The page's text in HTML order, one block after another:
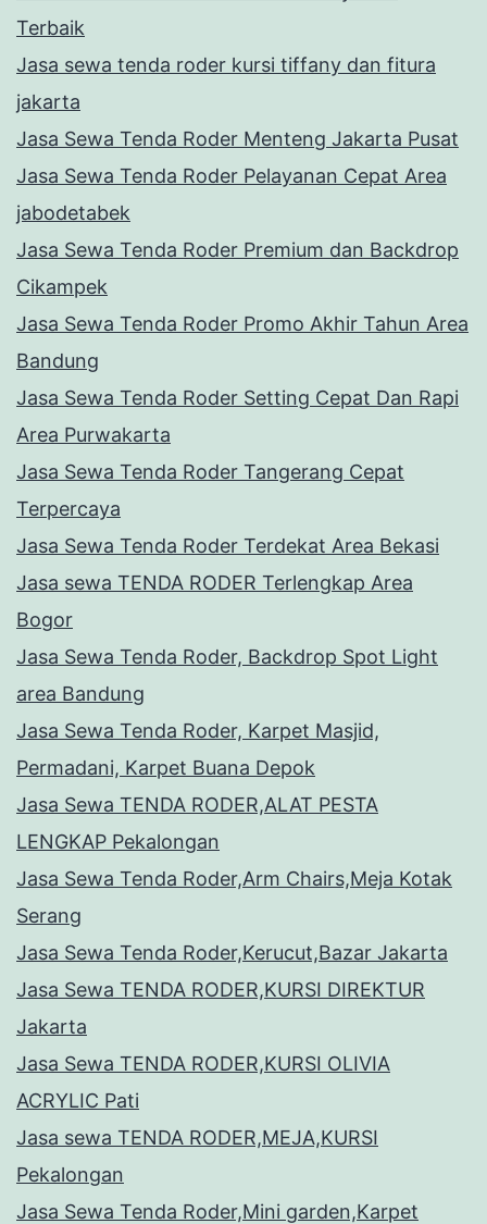
Terbaik
Jasa sewa tenda roder kursi tiffany dan fitura
jakarta
Jasa Sewa Tenda Roder Menteng Jakarta Pusat
Jasa Sewa Tenda Roder Pelayanan Cepat Area
jabodetabek
Jasa Sewa Tenda Roder Premium dan Backdrop
Cikampek
Jasa Sewa Tenda Roder Promo Akhir Tahun Area
Bandung
Jasa Sewa Tenda Roder Setting Cepat Dan Rapi
Area Purwakarta
Jasa Sewa Tenda Roder Tangerang Cepat
Terpercaya
Jasa Sewa Tenda Roder Terdekat Area Bekasi
Jasa sewa TENDA RODER Terlengkap Area
Bogor
Jasa Sewa Tenda Roder, Backdrop Spot Light
area Bandung
Jasa Sewa Tenda Roder, Karpet Masjid,
Permadani, Karpet Buana Depok
Jasa Sewa TENDA RODER,ALAT PESTA
LENGKAP Pekalongan
Jasa Sewa Tenda Roder,Arm Chairs,Meja Kotak
Serang
Jasa Sewa Tenda Roder,Kerucut,Bazar Jakarta
Jasa Sewa TENDA RODER,KURSI DIREKTUR
Jakarta
Jasa Sewa TENDA RODER,KURSI OLIVIA
ACRYLIC Pati
Jasa sewa TENDA RODER,MEJA,KURSI
Pekalongan
Jasa Sewa Tenda Roder,Mini garden,Karpet